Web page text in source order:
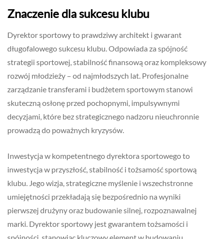
Znaczenie dla sukcesu klubu
Dyrektor sportowy to prawdziwy architekt i gwarant
długofalowego sukcesu klubu. Odpowiada za spójność
strategii sportowej, stabilność finansową oraz kompleksowy
rozwój młodzieży – od najmłodszych lat. Profesjonalne
zarządzanie transferami i budżetem sportowym stanowi
skuteczną osłonę przed pochopnymi, impulsywnymi
decyzjami, które bez strategicznego nadzoru nieuchronnie
prowadzą do poważnych kryzysów.
Inwestycja w kompetentnego dyrektora sportowego to
inwestycja w przyszłość, stabilność i tożsamość sportową
klubu. Jego wizja, strategiczne myślenie i wszechstronne
umiejętności przekładają się bezpośrednio na wyniki
pierwszej drużyny oraz budowanie silnej, rozpoznawalnej
marki. Dyrektor sportowy jest gwarantem tożsamości i